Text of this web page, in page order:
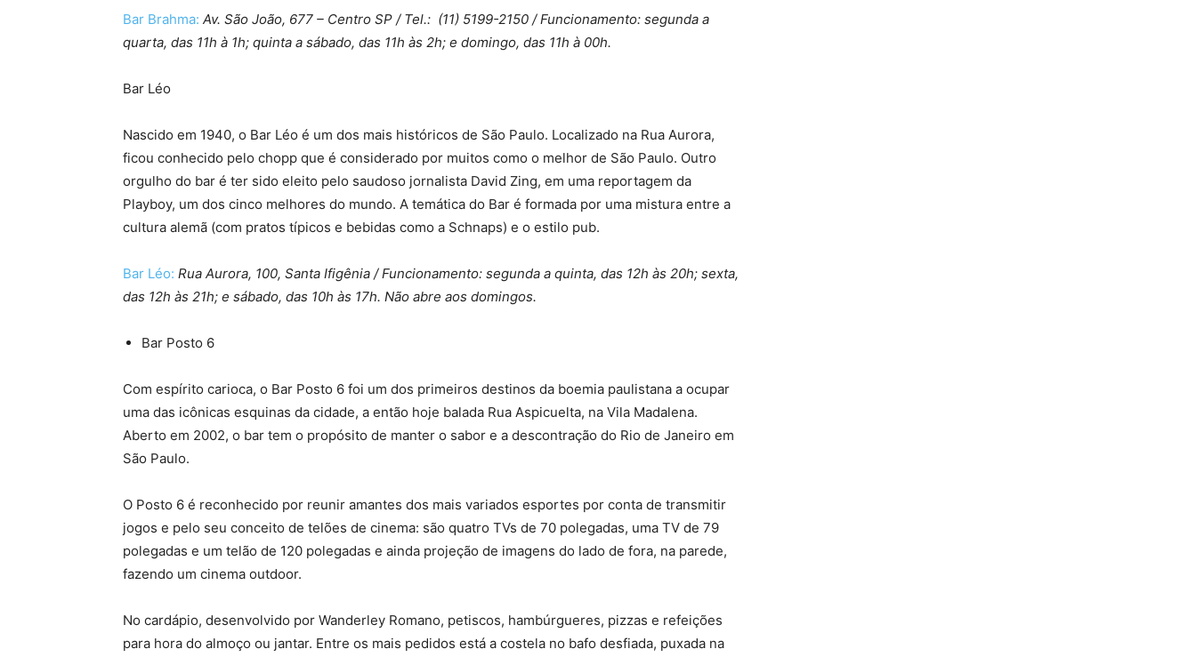
Bar Brahma: Av. São João, 677 – Centro SP / Tel.: (11) 5199-2150 / Funcionamento: segunda a
quarta, das 11h à 1h; quinta a sábado, das 11h às 2h; e domingo, das 11h à 00h.
Bar Léo
Nascido em 1940, o Bar Léo é um dos mais históricos de São Paulo. Localizado na Rua Aurora,
ficou conhecido pelo chopp que é considerado por muitos como o melhor de São Paulo. Outro
orgulho do bar é ter sido eleito pelo saudoso jornalista David Zing, em uma reportagem da
Playboy, um dos cinco melhores do mundo. A temática do Bar é formada por uma mistura entre a
cultura alemã (com pratos típicos e bebidas como a Schnaps) e o estilo pub.
Bar Léo: Rua Aurora, 100, Santa Ifigênia / Funcionamento: segunda a quinta, das 12h às 20h; sexta,
das 12h às 21h; e sábado, das 10h às 17h. Não abre aos domingos.
Bar Posto 6
Com espírito carioca, o Bar Posto 6 foi um dos primeiros destinos da boemia paulistana a ocupar
uma das icônicas esquinas da cidade, a então hoje balada Rua Aspicuelta, na Vila Madalena.
Aberto em 2002, o bar tem o propósito de manter o sabor e a descontração do Rio de Janeiro em
São Paulo.
O Posto 6 é reconhecido por reunir amantes dos mais variados esportes por conta de transmitir
jogos e pelo seu conceito de telões de cinema: são quatro TVs de 70 polegadas, uma TV de 79
polegadas e um telão de 120 polegadas e ainda projeção de imagens do lado de fora, na parede,
fazendo um cinema outdoor.
No cardápio, desenvolvido por Wanderley Romano, petiscos, hambúrgueres, pizzas e refeições
para hora do almoço ou jantar. Entre os mais pedidos está a costela no bafo desfiada, puxada na